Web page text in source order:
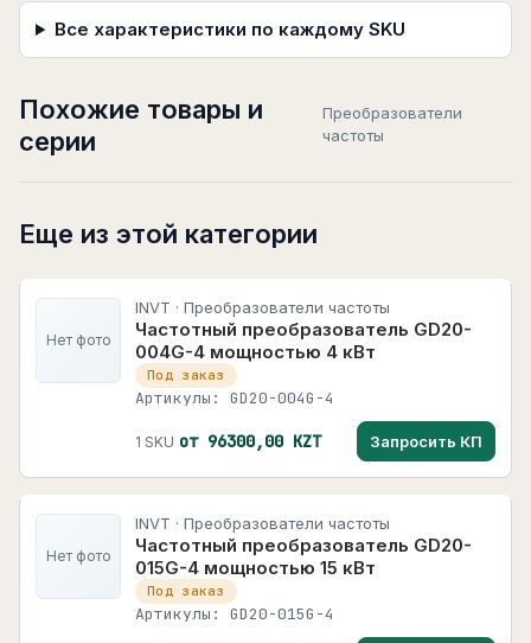
Все характеристики по каждому SKU
Похожие товары и
серии
Преобразователи
частоты
Еще из этой категории
Нет фото
INVT · Преобразователи частоты
Частотный преобразователь GD20-
004G-4 мощностью 4 кВт
Под заказ
Артикулы: GD20-004G-4
1 SKU от 96300,00 KZT Запросить КП
Нет фото
INVT · Преобразователи частоты
Частотный преобразователь GD20-
015G-4 мощностью 15 кВт
Под заказ
Артикулы: GD20-015G-4